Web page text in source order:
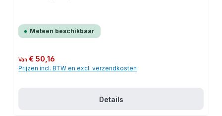
Meteen beschikbaar
Normale prijs:
Van€ 50,16
Prijzen incl. BTW en excl. verzendkosten
Details